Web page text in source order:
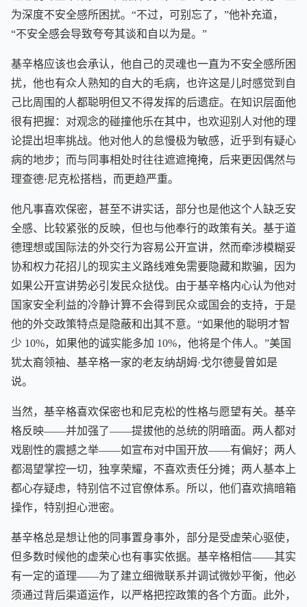
为深度不安全感所困扰。“不过，可别忘了，”他补充道，
“不安全感会导致夸夸其谈和自以为是。”
基辛格应该也会承认，他自己的灵魂也一直为不安全感所困
扰，他也有众人熟知的自大的毛病，也许这是儿时感觉到自
己比周围的人都聪明但又不得发挥的后遗症。在知识层面他
很有把握：对观念的碰撞他乐在其中，也欢迎别人对他的理
论提出坦率挑战。他对他人的怠慢极为敏感，近乎到有疑心
病的地步；而与同事相处时往往遮遮掩掩，后来更因偶然与
理查德·尼克松搭档，而更趋严重。
他凡事喜欢保密，甚至不讲实话，部分也是他这个人缺乏安
全感、比较紧张的反映，但也与他奉行的政策有关。基于道
德理想或国际法的外交行为容易公开宣讲，然而牵涉模糊妥
协和权力花招儿的现实主义路线难免需要隐藏和欺骗，因为
如果公开宣讲势必引发民众挞伐。由于基辛格内心认为他对
国家安全利益的冷静计算不会得到民众或国会的支持，于是
他的外交政策特点是隐蔽和出其不意。“如果他的聪明才智
少 10%，如果他的诚实能多加 10%，他将是个伟人。”美国
犹太裔领袖、基辛格一家的老友纳胡姆·戈尔德曼曾如是
说。
当然，基辛格喜欢保密也和尼克松的性格与愿望有关。基辛
格反映——并加强了——提拔他的总统的阴暗面。两人都对
戏剧性的震撼之举——如宣布对中国开放——有偏好；两人
都渴望掌控一切，独享荣耀，不喜欢责任分摊；两人基本上
都心存疑虑，特别信不过官僚体系。所以，他们喜欢搞暗箱
操作，特别担心泄密。
基辛格总是想让他的同事置身事外，部分是受虚荣心驱使，
但多数时候他的虚荣心也有事实依据。基辛格相信——其实
有一定的道理——为了建立细微联系并调试微妙平衡，他必
须通过背后渠道运作，以严格把控政策的各个方面。此外，